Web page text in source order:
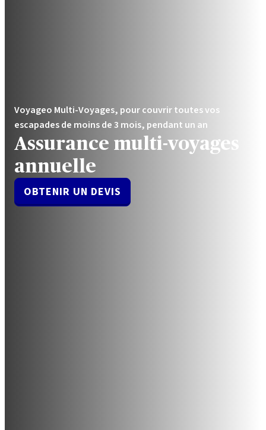
Voyageo Multi-Voyages, pour couvrir toutes vos
escapades de moins de 3 mois, pendant un an
Assurance multi-voyages
annuelle
OBTENIR UN DEVIS